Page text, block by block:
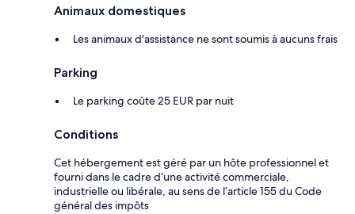
Animaux domestiques
Les animaux d'assistance ne sont soumis à aucuns frais
Parking
Le parking coûte 25 EUR par nuit
Conditions
Cet hébergement est géré par un hôte professionnel et
fourni dans le cadre d’une activité commerciale,
industrielle ou libérale, au sens de l’article 155 du Code
général des impôts